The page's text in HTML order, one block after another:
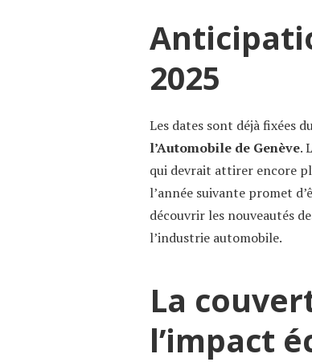
2025
Les dates sont déjà fixées
l’Automobile de Genève.
qui devrait attirer encore
l’année suivante promet
découvrir les nouveautés
l’industrie automobile.
La
l’impact